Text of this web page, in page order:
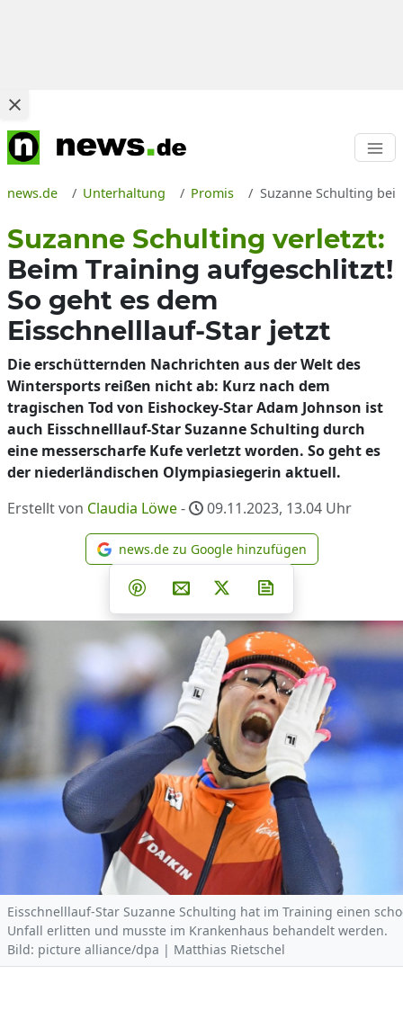
news.de Unterhaltung Promis Suzanne Schulting bei
Suzanne Schulting verletzt:
Beim Training aufgeschlitzt!
So geht es dem
Eisschnelllauf-Star jetzt
Die erschütternden Nachrichten aus der Welt des
Wintersports reißen nicht ab: Kurz nach dem
tragischen Tod von Eishockey-Star Adam Johnson ist
auch Eisschnelllauf-Star Suzanne Schulting durch
eine messerscharfe Kufe verletzt worden. So geht es
der niederländischen Olympiasiegerin aktuell.
Erstellt von Claudia Löwe- 09.11.2023, 13.04 Uhr
news.de zu Google
news.de zu Google hinzufügen
Teilen auf Facebook
Teilen auf Whatsapp
Teilen auf Telegram
Teilen auf Pinterest
Per E-Mail teilen
Post auf X
Eisschnelllauf-Star Suzanne Schulting hat im Training einen
Unfall erlitten und musste im Krankenhaus behandelt werden.
Bild: picture alliance/dpa | Matthias Rietschel